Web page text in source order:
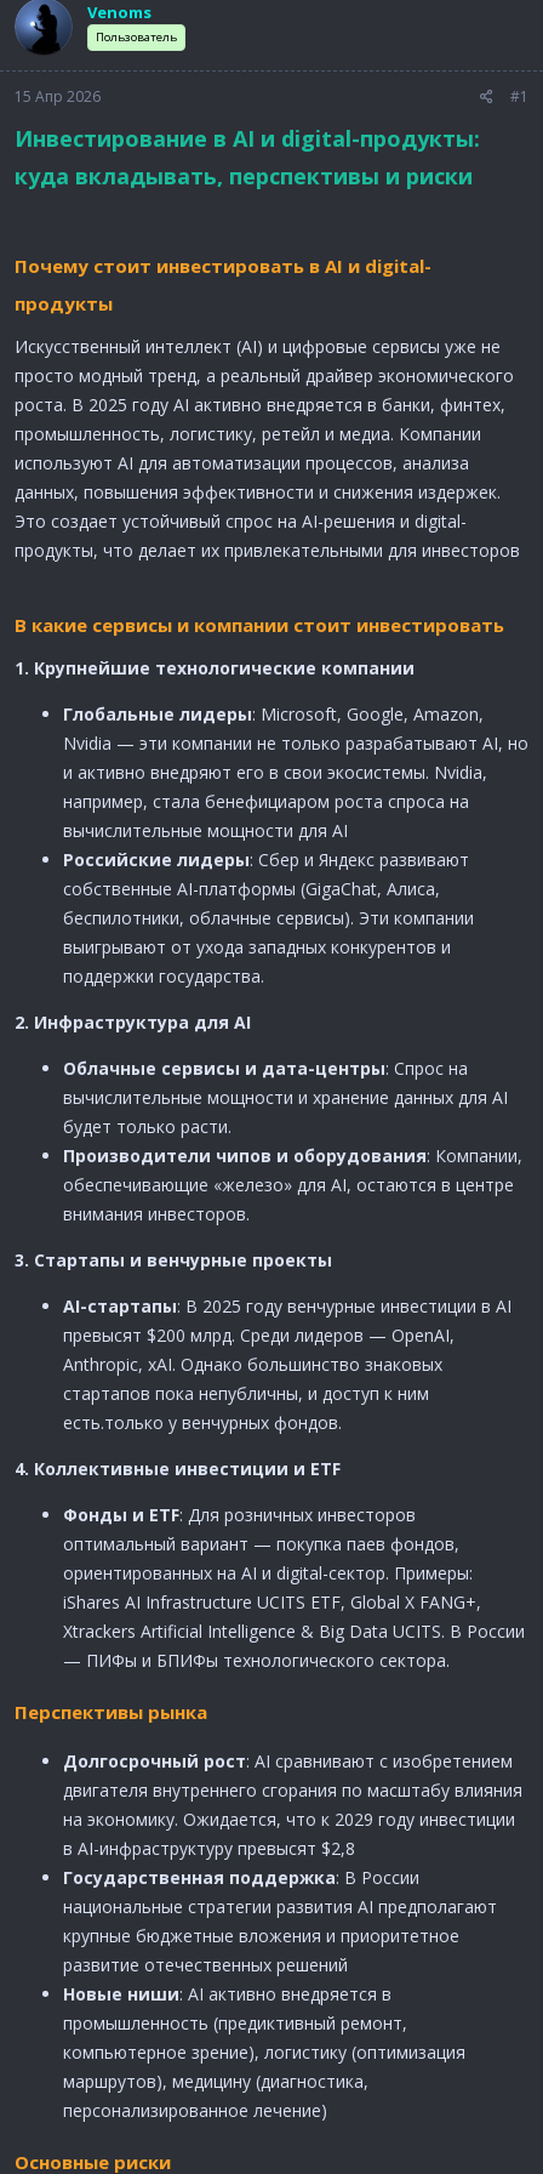
а
Venoms
Пользователь
15 Апр 2026 #1
Инвестирование в AI и digital-продукты:
куда вкладывать, перспективы и риски
Почему стоит инвестировать в AI и digital-
продукты
Искусственный интеллект (AI) и цифровые сервисы уже не
просто модный тренд, а реальный драйвер экономического
роста. В 2025 году AI активно внедряется в банки, финтех,
промышленность, логистику, ретейл и медиа. Компании
используют AI для автоматизации процессов, анализа
данных, повышения эффективности и снижения издержек.
Это создает устойчивый спрос на AI-решения и digital-
продукты, что делает их привлекательными для инвесторов
В какие сервисы и компании стоит инвестировать
1. Крупнейшие технологические компании​
Глобальные лидеры: Microsoft, Google, Amazon,
Nvidia — эти компании не только разрабатывают AI, но
и активно внедряют его в свои экосистемы. Nvidia,
например, стала бенефициаром роста спроса на
вычислительные мощности для AI
Российские лидеры: Сбер и Яндекс развивают
собственные AI-платформы (GigaChat, Алиса,
беспилотники, облачные сервисы). Эти компании
выигрывают от ухода западных конкурентов и
поддержки государства.
2. Инфраструктура для AI​
Облачные сервисы и дата-центры: Спрос на
вычислительные мощности и хранение данных для AI
будет только расти.
Производители чипов и оборудования: Компании,
обеспечивающие «железо» для AI, остаются в центре
внимания инвесторов.
3. Стартапы и венчурные проекты​
AI-стартапы: В 2025 году венчурные инвестиции в AI
превысят $200 млрд. Среди лидеров — OpenAI,
Anthropic, xAI. Однако большинство знаковых
стартапов пока непубличны, и доступ к ним
есть.только у венчурных фондов.
4. Коллективные инвестиции и ETF​
Фонды и ETF: Для розничных инвесторов
оптимальный вариант — покупка паев фондов,
ориентированных на AI и digital-сектор. Примеры:
iShares AI Infrastructure UCITS ETF, Global X FANG+,
Xtrackers Artificial Intelligence & Big Data UCITS. В России
— ПИФы и БПИФы технологического сектора.
Перспективы рынка
Долгосрочный рост: AI сравнивают с изобретением
двигателя внутреннего сгорания по масштабу влияния
на экономику. Ожидается, что к 2029 году инвестиции
в AI-инфраструктуру превысят $2,8
Государственная поддержка: В России
национальные стратегии развития AI предполагают
крупные бюджетные вложения и приоритетное
развитие отечественных решений
Новые ниши: AI активно внедряется в
промышленность (предиктивный ремонт,
компьютерное зрение), логистику (оптимизация
маршрутов), медицину (диагностика,
персонализированное лечение)
Основные риски